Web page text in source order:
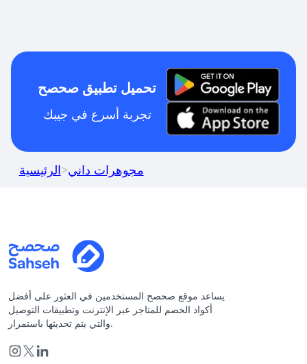
تحميل تطبيق صحصح
تجربة أسرع في جيبك
الرئيسية>مجوهرات داني
يساعد موقع صحصح المستخدمين في العثور على أفضل
أكواد الخصم للمتاجر عبر الإنترنت وتطبيقات التوصيل
والتي يتم تحديثها باستمرار.